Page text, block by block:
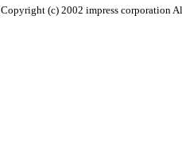
Copyright (c) 2002 impress corporation